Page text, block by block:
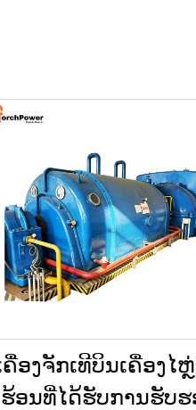
ຄື່ອງຈັກເທີບິນເຄື່ອງໄ
ຮ້ອນທີ່ໄດ້ຮັບການຮັບຮ